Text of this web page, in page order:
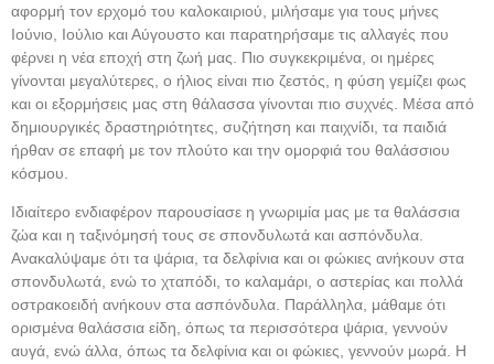
αφορμή τον ερχομό του καλοκαιριού, μιλήσαμε για τους μήνες
Ιούνιο, Ιούλιο και Αύγουστο και παρατηρήσαμε τις αλλαγές που
φέρνει η νέα εποχή στη ζωή μας. Πιο συγκεκριμένα, οι ημέρες
γίνονται μεγαλύτερες, ο ήλιος είναι πιο ζεστός, η φύση γεμίζει φως
και οι εξορμήσεις μας στη θάλασσα γίνονται πιο συχνές. Μέσα από
δημιουργικές δραστηριότητες, συζήτηση και παιχνίδι, τα παιδιά
ήρθαν σε επαφή με τον πλούτο και την ομορφιά του θαλάσσιου
κόσμου.
Ιδιαίτερο ενδιαφέρον παρουσίασε η γνωριμία μας με τα θαλάσσια
ζώα και η ταξινόμησή τους σε σπονδυλωτά και ασπόνδυλα.
Ανακαλύψαμε ότι τα ψάρια, τα δελφίνια και οι φώκιες ανήκουν στα
σπονδυλωτά, ενώ το χταπόδι, το καλαμάρι, ο αστερίας και πολλά
οστρακοειδή ανήκουν στα ασπόνδυλα. Παράλληλα, μάθαμε ότι
ορισμένα θαλάσσια είδη, όπως τα περισσότερα ψάρια, γεννούν
αυγά, ενώ άλλα, όπως τα δελφίνια και οι φώκιες, γεννούν μωρά. Η